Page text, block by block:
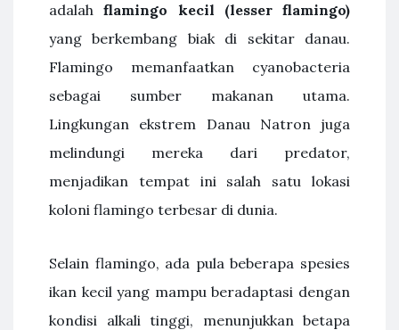
adalahflamingo kecil (lesser flamingo)
yang berkembang biak di sekitar danau.
Flamingo memanfaatkan cyanobacteria
sebagai sumber makanan utama.
Lingkungan ekstrem Danau Natron juga
melindungi mereka dari predator,
menjadikan tempat ini salah satu lokasi
koloni flamingo terbesar di dunia.
Selain flamingo, ada pula beberapa spesies
ikan kecil yang mampu beradaptasi dengan
kondisi alkali tinggi, menunjukkan betapa